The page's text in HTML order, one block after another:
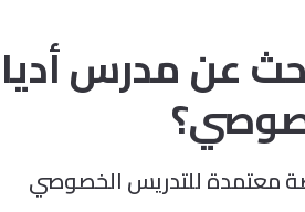
عن مدرس
معتمدة للتدريس الخصوصي